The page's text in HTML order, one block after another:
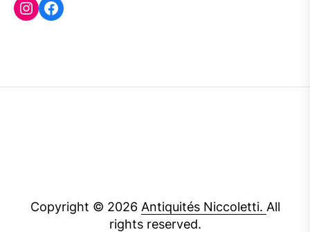
Instagram
Facebook
Copyright © 2026 Antiquités Niccoletti. All
rights reserved.